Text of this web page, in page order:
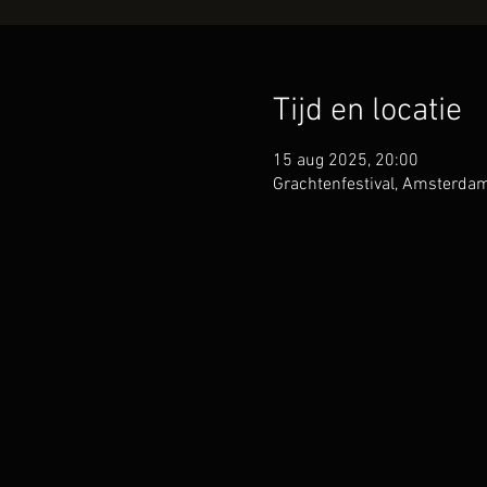
Tijd en locatie
15 aug 2025, 20:00
Grachtenfestival,